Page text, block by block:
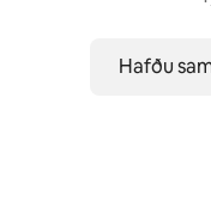
Hafðu